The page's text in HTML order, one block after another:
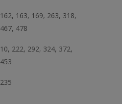
162, 163, 169, 263, 318,
467, 478
10, 222, 292, 324, 372,
453
235